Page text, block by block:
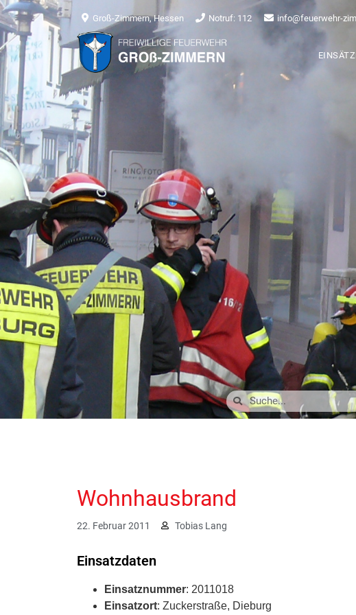
Groß-Zimmern, Hessen Notruf: 112 info@feuerwehr-
Wohnhausbrand
22. Februar 2011 Tobias Lang
Einsatzdaten
Einsatznummer: 2011018
Einsatzort: Zuckerstraße, Dieburg